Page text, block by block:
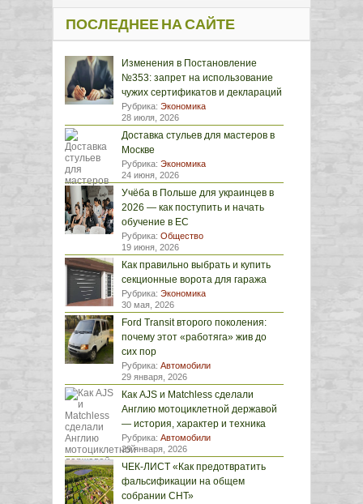
ПОСЛЕДНЕЕ НА САЙТЕ
Изменения в Постановление
№353: запрет на использование
чужих сертификатов и деклараций
Рубрика: Экономика
28 июля, 2026
Доставка стульев для мастеров в
Москве
Рубрика: Экономика
24 июня, 2026
Учёба в Польше для украинцев в
2026 — как поступить и начать
обучение в ЕС
Рубрика: Общество
19 июня, 2026
Как правильно выбрать и купить
секционные ворота для гаража
Рубрика: Экономика
30 мая, 2026
Ford Transit второго поколения:
почему этот «работяга» жив до
сих пор
Рубрика: Автомобили
29 января, 2026
Как AJS и Matchless сделали
Англию мотоциклетной державой
— история, характер и техника
Рубрика: Автомобили
29 января, 2026
ЧЕК-ЛИСТ «Как предотвратить
фальсификации на общем
собрании СНТ»